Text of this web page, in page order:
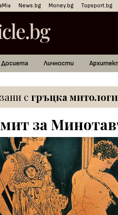
News.bg Money.bg Topsport.bg
Досиета Личности
с гръцка
за